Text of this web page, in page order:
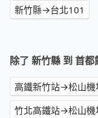
新竹縣→台北101
除了 新竹縣 到 首
高鐵新竹站→松山機
竹北高鐵站→松山機